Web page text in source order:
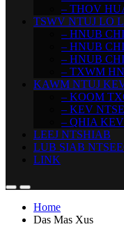
– THOV
TSWV NTUJ LO
– HNUB
– HNUB
– HNUB
– TXWM
KAWM NTUJ
– KOOM
– KEV
– QHIA
LEEJ NTSHIAB
LUB SIAB
LINK
Home
Das Mas Xus